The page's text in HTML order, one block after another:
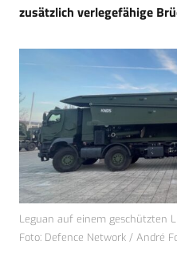
zusätzlich verlegefähige
Leguan auf einem geschützten
Foto: Defence Network / André